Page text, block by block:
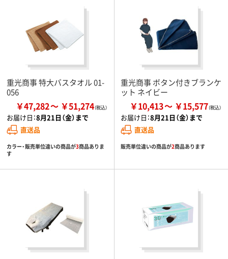
重光商事 特大バスタオル 01-
056
￥47,282 ￥51,274
お届け日：8月21日（金）まで
直送品
カラー・販売単位違いの商品が3商品ありま
す
重光商事 ボタン付きブランケ
ット ネイビー
￥10,413 ￥15,577
お届け日：8月21日（金）まで
直送品
販売単位違いの商品が2商品あります